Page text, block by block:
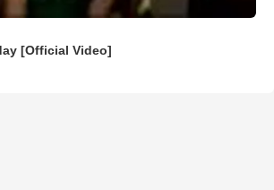
[Official Video]